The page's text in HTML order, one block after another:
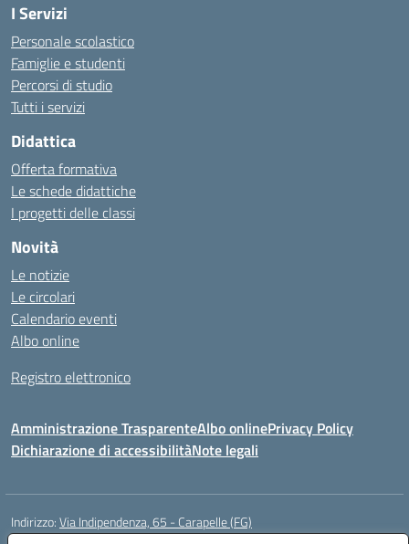
I Servizi
Personale scolastico
Famiglie e studenti
Percorsi di studio
Tutti i servizi
Didattica
Offerta formativa
Le schede didattiche
I progetti delle classi
Novità
Le notizie
Le circolari
Calendario eventi
Albo online
Registro elettronico
Amministrazione TrasparenteAlbo onlinePrivacy Policy
Dichiarazione di accessibilitàNote legali
Indirizzo:Via Indipendenza, 65 - Carapelle (FG)